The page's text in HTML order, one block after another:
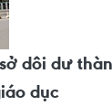
dôi dư
dục